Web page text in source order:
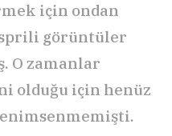
için ondan
görüntüler
O zamanlar
olduğu için henüz